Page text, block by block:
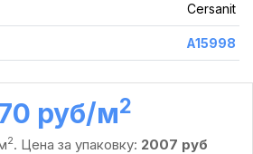
Cersanit
A15998
руб /м2
2. Цена за упаковку: 2007 руб